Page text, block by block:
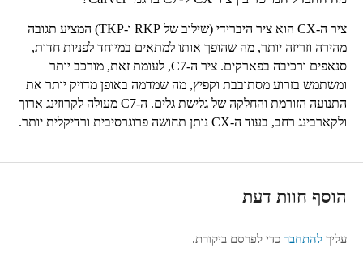
ציר ה-CXהוא ציר היברידי (שילוב של RKPו-TKP) המציע תגובה
מהירה וזריזה יותר, מה שהופך אותו למתאים במיוחד לפניות חדות,
סנאפים ורכיבה בפארקים. ציר ה-C7, לעומת זאת, מורכב יותר
ומשתמש בזרוע מסתובבת וקפיץ, מה שמדמה באופן מדויק יותר את
התנועה הזורמת והחלקה של גלישת גלים. ה-C7מעולה לקרוזינג ארוך
ולקארבינג רחב, בעוד ה-CXנותן תחושה פרוגרסיבית ורדיקלית יותר.
הוסף חוות דעת
עליך להתחברכדי לפרסם ביקורת.